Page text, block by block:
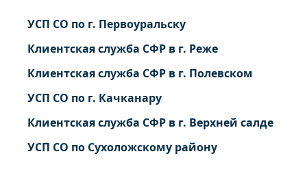
УСП СО по г. Первоуральску
Клиентская служба СФР в г. Реже
Клиентская служба СФР в г. Полевском
УСП СО по г. Качканару
Клиентская служба СФР в г. Верхней салде
УСП СО по Сухоложскому району